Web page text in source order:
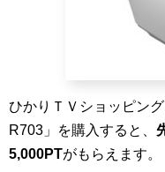
ひかりＴＶショッピン
R703」を購入すると、
5,000PTがもらえます。